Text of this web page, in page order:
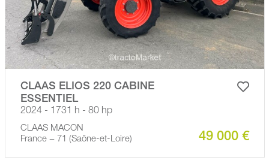
CLAAS ELIOS 220 CABINE
ESSENTIEL
2024 - 1731 h - 80 hp
CLAAS MACON
France − 71 (Saône-et-Loire)
49 000 €